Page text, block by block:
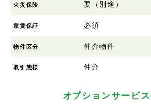
火災保険 要（別途）
家賃保証 必須
物件区分 仲介物件
取引態様 仲介
オプションサービス